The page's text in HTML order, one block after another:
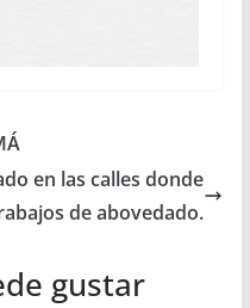
en las calles donde
de abovedado.
gustar